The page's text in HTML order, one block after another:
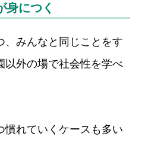
につく
、みんなと同じことをす
以外の場で社会性を学べ
慣れていくケースも多い